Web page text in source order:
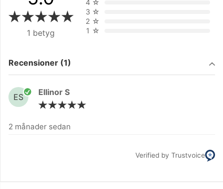
1 betyg
4 ☆
3 ☆
2 ☆
1 ☆
Recensioner (1)
ES Ellinor S
2 månader sedan
Verified by Trustvoice